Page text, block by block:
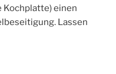
Kochplatte) einen
Lassen